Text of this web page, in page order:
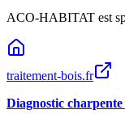
ACO-HABITAT est
traitement-bois.fr
Diagnostic